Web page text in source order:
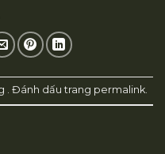
. Đánh dấu trang permalink.